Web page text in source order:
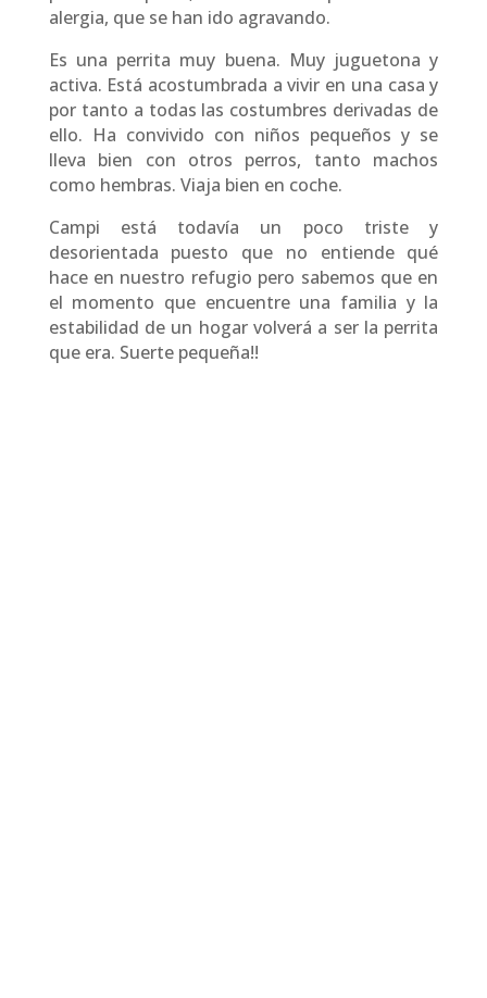
alergia, que se han ido agravando.
Es una perrita muy buena. Muy juguetona y
activa. Está acostumbrada a vivir en una casa y
por tanto a todas las costumbres derivadas de
ello. Ha convivido con niños pequeños y se
lleva bien con otros perros, tanto machos
como hembras. Viaja bien en coche.
Campi está todavía un poco triste y
desorientada puesto que no entiende qué
hace en nuestro refugio pero sabemos que en
el momento que encuentre una familia y la
estabilidad de un hogar volverá a ser la perrita
que era. Suerte pequeña!!